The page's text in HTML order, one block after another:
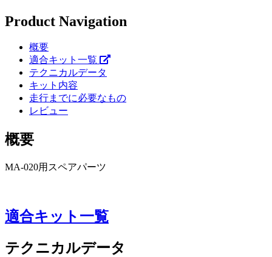
Product Navigation
概要
適合キット一覧
テクニカルデータ
キット内容
走行までに必要なもの
レビュー
概要
MA-020用スペアパーツ
適合キット一覧
テクニカルデータ